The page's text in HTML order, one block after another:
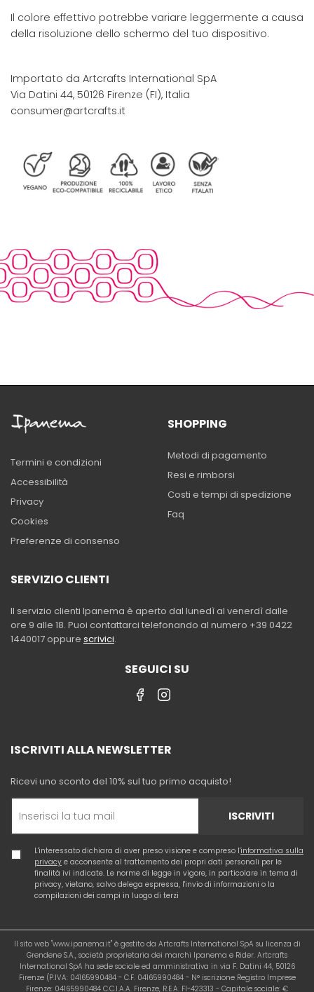
Il colore effettivo potrebbe variare leggermente a causa
della risoluzione dello schermo del tuo dispositivo.
Importato da Artcrafts International SpA
Via Datini 44, 50126 Firenze (FI), Italia
consumer@artcrafts.it
Termini e condizioni
Accessibilità
Privacy
Cookies
Preferenze di consenso
SHOPPING
Metodi di pagamento
Resi e rimborsi
Costi e tempi di spedizione
Faq
SERVIZIO CLIENTI
Il servizio clienti Ipanema è aperto dal lunedì al venerdì dalle
ore 9 alle 18. Puoi contattarci telefonando al numero +39 0422
1440017 oppure scrivici.
SEGUICI SU
ISCRIVITI ALLA NEWSLETTER
Ricevi uno sconto del 10% sul tuo primo acquisto!
ISCRIVITI
L'interessato dichiara di aver preso visione e compreso l'informativa sulla
privacy e acconsente al trattamento dei propri dati personali per le
finalità ivi indicate. Le norme di legge in vigore, in particolare in tema di
privacy, vietano, salvo delega espressa, l'invio di informazioni o la
compilazioni dei campi in luogo di terzi
Il sito web "www.ipanema.it" è gestito da Artcrafts International SpA su licenza di
Grendene S.A., società proprietaria dei marchi Ipanema e Rider. Artcrafts
International SpA ha sede sociale ed amministrativa in via F. Datini 44, 50126
Firenze (P.IVA: 04165990484 - C.F. 04165990484 - N° iscrizione Registro Imprese
Firenze: 04165990484 C.C.I.A.A. Firenze, R.E.A. FI-423313 - Capitale sociale: €